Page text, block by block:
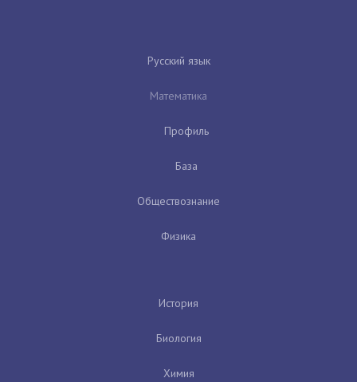
Русский язык
Математика
Профиль
База
Обществознание
Физика
История
Биология
Химия